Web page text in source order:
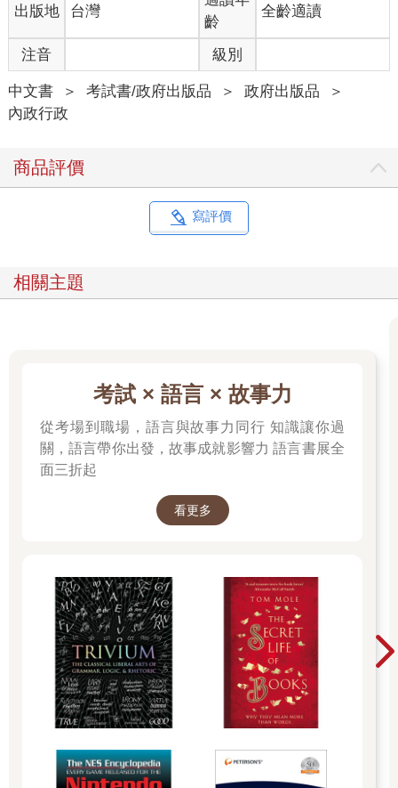
出版地 台灣
齡
全齡適讀
注音 級別
中文書 ＞ 考試書/政府出版品 ＞ 政府出版品
＞
內政行政
商品評價
寫評價
相關主題
考試 × 語言 × 故事力
從考場到職場，語言與故事力同行 知識讓你過
關，語言帶你出發，故事成就影響力 語言書展全
面三折起
看更多